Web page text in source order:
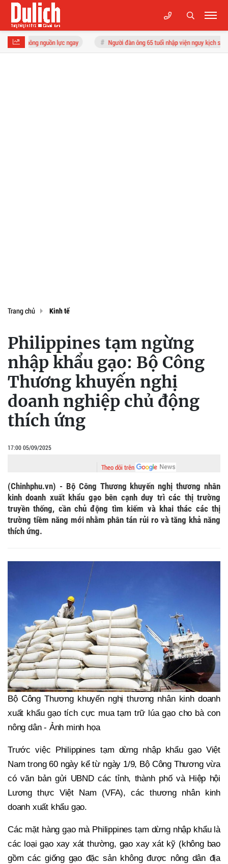
ngay Người đàn ông 65 tuổi nhập viện nguy kịch sau 2 tuần ăn liên tục
Trang chủ Kinh tế
Philippines tạm ngừng
nhập khẩu gạo: Bộ Công
Thương khuyến nghị
doanh nghiệp chủ động
thích ứng
17:00 05/09/2025
Theo dõi trên
(Chinhphu.vn) - Bộ Công Thương khuyến nghị thương nhân
kinh doanh xuất khẩu gạo bên cạnh duy trì các thị trường
truyền thống, cần chủ động tìm kiếm và khai thác các thị
trường tiềm năng mới nhằm phân tán rủi ro và tăng khả năng
thích ứng.
Bộ Công Thương khuyến nghị thương nhân kinh doanh
xuất khẩu gạo tích cực mua tạm trữ lúa gạo cho bà con
nông dân - Ảnh minh họa
Trước việc Philippines tạm dừng nhập khẩu gạo Việt
Nam trong 60 ngày kể từ ngày 1/9, Bộ Công Thương vừa
có văn bản gửi UBND các tỉnh, thành phố và Hiệp hội
Lương thực Việt Nam (VFA), các thương nhân kinh
doanh xuất khẩu gạo.
Các mặt hàng gạo mà Philippines tạm dừng nhập khẩu là
các loại gạo xay xát thường, gạo xay xát kỹ (không bao
gồm các giống gạo đặc sản không được nông dân địa